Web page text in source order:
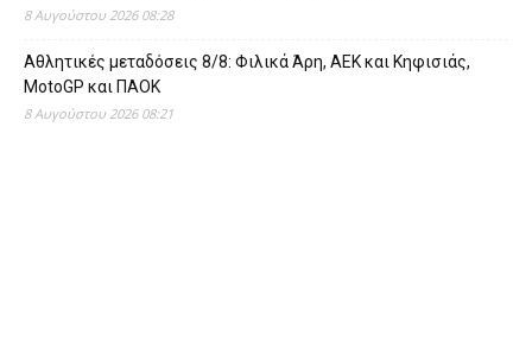
8 Αυγούστου 2026 08:28
Αθλητικές μεταδόσεις 8/8: Φιλικά Άρη, ΑΕΚ και Κηφισιάς,
MotoGP και ΠΑΟΚ
8 Αυγούστου 2026 08:21